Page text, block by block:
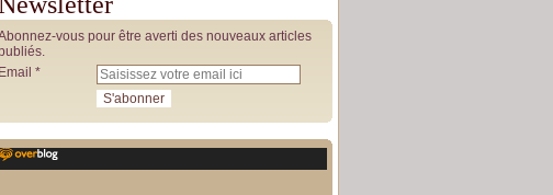
vous pour être averti des nouveaux articles
Email